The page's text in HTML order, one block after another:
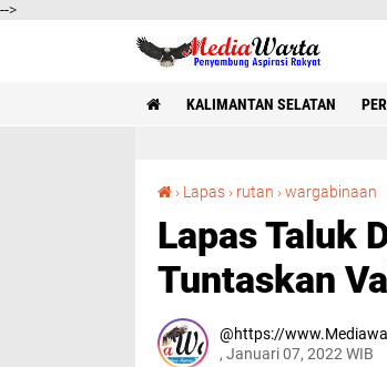
-->
KALIMANTAN SELATAN
› Lapas › rutan ›wargabinaan
Lapas Taluk
Tuntaskan
https://
, Januari 07, 2022 WIB